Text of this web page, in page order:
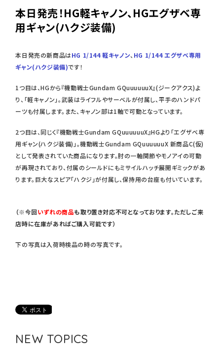
本日発売！HG軽キャノン、HGエグザベ専
用ギャン(ハクジ装備)
本日発売の新商品はHG 1/144 軽キャノン、 HG 1/144 エグザベ専用
ギャン(ハクジ装備)です！
1つ目は、HGから『機動戦士Gundam GQuuuuuuX』(ジークアクス)よ
り、「軽キャノン」。武装はライフルやサーベルが付属し、平手のハンドパ
ーツも付属します。また、キャノン部は1軸で可動となっています。
2つ目は、同じく『機動戦士Gundam GQuuuuuuX』HGより「エグザベ専
用ギャン(ハクジ装備)」。機動戦士Gundam GQuuuuuuX 新商品C(仮)
として発表されていた商品になります。肘の一軸関節やモノアイの可動
が再現されており、付属のシールドにもミサイルハッチ展開ギミックがあ
ります。巨大なスピア「ハクジ」が付属し、保持用の台座も付いています。
（※今回いずれの商品も取り置き対応不可となっております。ただしご来
店時に在庫があればご購入可能です）
下の写真は入荷時検品の時の写真です。
NEW TOPICS